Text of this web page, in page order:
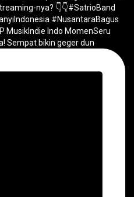
Sempat bikin geger dun